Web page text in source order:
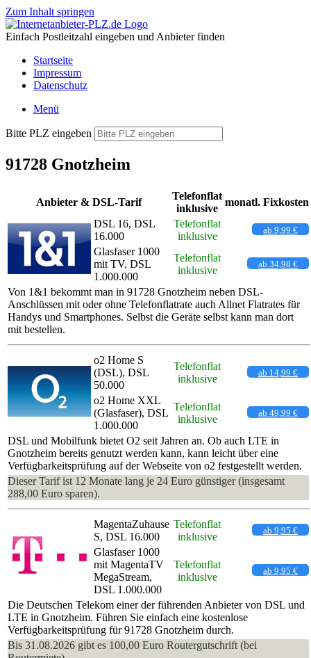
Zum Inhalt springen
Einfach Postleitzahl eingeben und Anbieter finden
Startseite
Impressum
Datenschutz
Menü
Bitte PLZ eingeben
91728 Gnotzheim
Anbieter & DSL-Tarif
Telefonflat
inklusive
monatl. Fixkosten
DSL 16, DSL
16.000
Telefonflat
inklusive
ab 9,99 €
Glasfaser 1000
mit TV, DSL
1.000.000
Telefonflat
inklusive
ab 34,98 €
Von 1&1 bekommt man in 91728 Gnotzheim neben DSL-
Anschlüssen mit oder ohne Telefonflatrate auch Allnet Flatrates für
Handys und Smartphones. Selbst die Geräte selbst kann man dort
mit bestellen.
o2 Home S
(DSL), DSL
50.000
Telefonflat
inklusive
ab 14,99 €
o2 Home XXL
(Glasfaser), DSL
1.000.000
Telefonflat
inklusive
ab 49,99 €
DSL und Mobilfunk bietet O2 seit Jahren an. Ob auch LTE in
Gnotzheim bereits genutzt werden kann, kann leicht über eine
Verfügbarkeitsprüfung auf der Webseite von o2 festgestellt werden.
Dieser Tarif ist 12 Monate lang je 24 Euro günstiger (insgesamt
288,00 Euro sparen).
MagentaZuhause
S, DSL 16.000
Telefonflat
inklusive
ab 9,95 €
Glasfaser 1000
mit MagentaTV
MegaStream,
DSL 1.000.000
Telefonflat
inklusive
ab 9,95 €
Die Deutschen Telekom einer der führenden Anbieter von DSL und
LTE in Gnotzheim. Führen Sie einfach eine kostenlose
Verfügbarkeitsprüfung für 91728 Gnotzheim durch.
Bis 31.08.2026 gibt es 100,00 Euro Routergutschrift (bei